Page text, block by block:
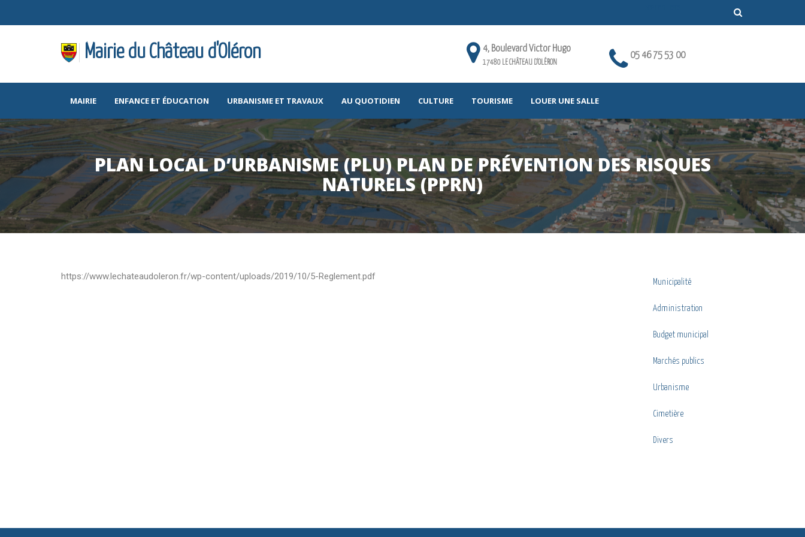
Mairie du Château d'Oléron 4, Boulevard Victor Hugo
17480 LE CHÂTEAU D'OLÉRON
05 46 75 53 00
MAIRIE ENFANCE ET ÉDUCATION URBANISME ET TRAVAUX AU QUOTIDIEN CULTURE TOURISME LOUER UNE SALLE
PLAN LOCAL D’URBANISME (PLU) PLAN DE PRÉVENTION DES RISQUES
NATURELS (PPRN)
https://www.lechateaudoleron.fr/wp-content/uploads/2019/10/5-Reglement.pdf
Municipalité
Administration
Budget municipal
Marchés publics
Urbanisme
Cimetière
Divers